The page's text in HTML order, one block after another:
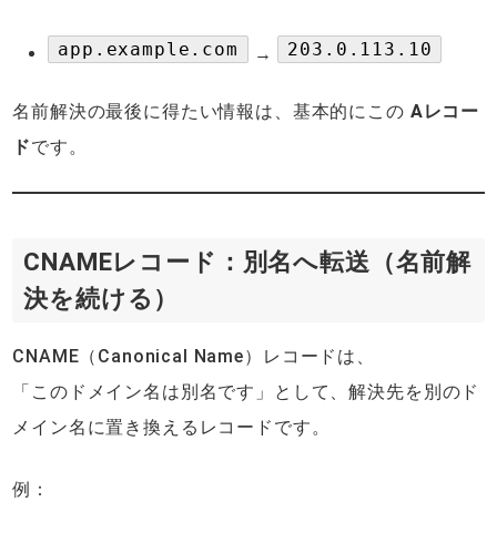
app.example.com → 203.0.113.10
名前解決の最後に得たい情報は、基本的にこの Aレコー
ドです。
CNAMEレコード：別名へ転送（名前解
決を続ける）
CNAME（Canonical Name）レコードは、
「このドメイン名は別名です」として、解決先を別のド
メイン名に置き換えるレコードです。
例：